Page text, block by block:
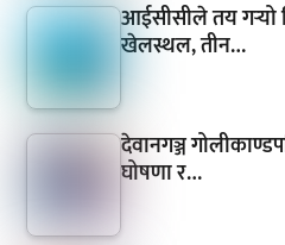
आईसीसीले तय गर्‍यो
खेलस्थल, तीन…
देवानगञ्ज
घोषणा र…